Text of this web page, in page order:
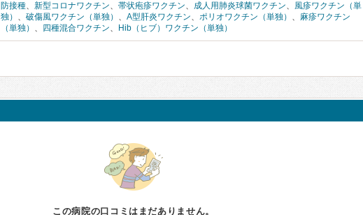
防接種、 新型コロナワクチン、 帯状疱疹ワクチン、 成人用肺炎球菌ワクチン、 風疹ワクチン（単
独） 、 破傷風ワクチン（単独） 、 A型肝炎ワクチン、 ポリオワクチン（単独） 、 麻疹ワクチン
（単独） 、 四種混合ワクチン、 Hib（ヒブ）ワクチン（単独）
この病院の口コミはまだありません。